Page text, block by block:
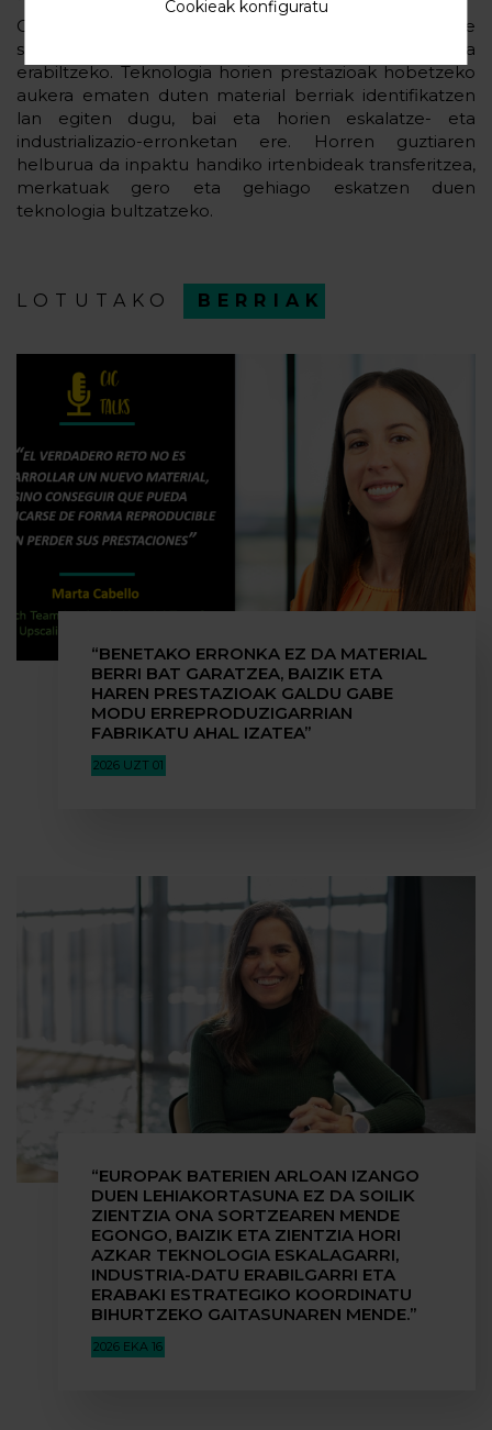
CIC energiGUNEk funtsezko zeregina izan dezake
sodio-bateriekin lotutako teknologiak garatzeko eta
erabiltzeko. Teknologia horien prestazioak hobetzeko
aukera ematen duten material berriak identifikatzen
lan egiten dugu, bai eta horien eskalatze- eta
industrializazio-erronketan ere. Horren guztiaren
helburua da inpaktu handiko irtenbideak transferitzea,
merkatuak gero eta gehiago eskatzen duen
teknologia bultzatzeko.
LOTUTAKO BERRIAK
“BENETAKO ERRONKA EZ DA MATERIAL
BERRI BAT GARATZEA, BAIZIK ETA
HAREN PRESTAZIOAK GALDU GABE
MODU ERREPRODUZIGARRIAN
FABRIKATU AHAL IZATEA”
2026 UZT 01
“EUROPAK BATERIEN ARLOAN IZANGO
DUEN LEHIAKORTASUNA EZ DA SOILIK
ZIENTZIA ONA SORTZEAREN MENDE
EGONGO, BAIZIK ETA ZIENTZIA HORI
AZKAR TEKNOLOGIA ESKALAGARRI,
INDUSTRIA-DATU ERABILGARRI ETA
ERABAKI ESTRATEGIKO KOORDINATU
BIHURTZEKO GAITASUNAREN MENDE.”
2026 EKA 16
Cookieak konfiguratu